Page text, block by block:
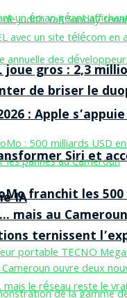
: Apple
Siri et
IA
joue gros : 2,3
de briser le
franchit les 500
mais au
ternissent